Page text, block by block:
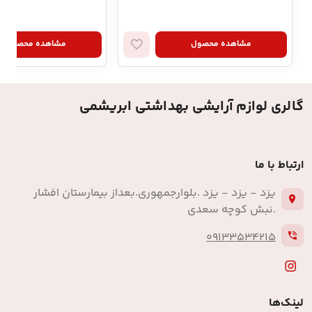
مشاهده محصول مشاهده محصول
گالری لوازم آرایشی بهداشتی ابریشمی
ارتباط با ما
یزد - یزد - یزد .بلوارجمهوری.بعداز بیمارستان افشار
.نبش کوچه سعدی
09133534215
لینک‌ها